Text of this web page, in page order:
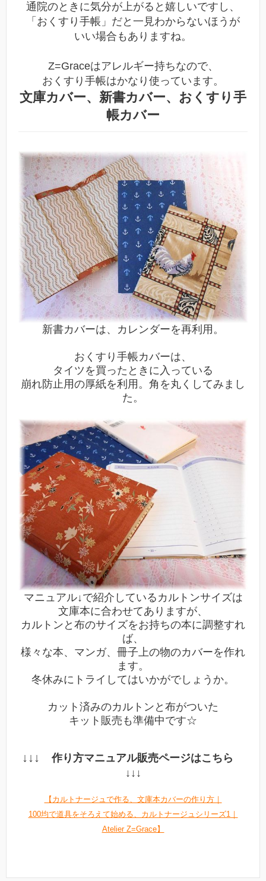
通院のときに気分が上がると嬉しいですし、
「おくすり手帳」だと一見わからないほうが
いい場合もありますね。
Z=Graceはアレルギー持ちなので、
おくすり手帳はかなり使っています。
文庫カバー、新書カバー、おくすり手
帳カバー
新書カバーは、カレンダーを再利用。
おくすり手帳カバーは、
タイツを買ったときに入っている
崩れ防止用の厚紙を利用。 角を丸くしてみまし
た。
マニュアル↓で紹介しているカルトンサイズは
文庫本に合わせてありますが、
カルトンと布のサイズをお持ちの本に調整すれ
ば、
様々な本、マンガ、冊子上の物のカバーを作れ
ます。
冬休みにトライしてはいかがでしょうか。
カット済みのカルトンと布がついた
キット販売も準備中です☆
↓↓↓ 作り方マニュアル販売ページはこちら
↓↓↓
【カルトナージュで作る、文庫本カバーの作り方｜
100均で道具をそろえて始める、カルトナージュシリーズ1｜
Atelier Z=Grace】